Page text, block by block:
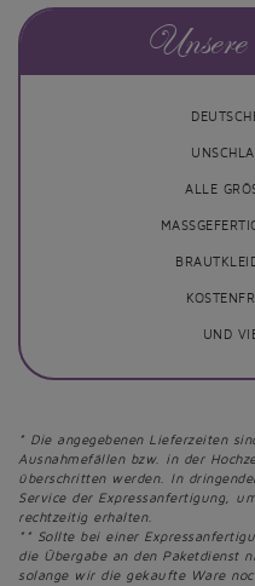
ALLE
UND
* Die angegebenen Lieferzeiten
Ausnahmefällen bzw. in der
überschritten werden. In
Service der Expressanfertigung,
rechtzeitig erhalten.
** Sollte bei einer
die Übergabe an den Paketdienst
solange wir die gekaufte Ware